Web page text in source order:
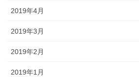
2019年4月
2019年3月
2019年2月
2019年1月